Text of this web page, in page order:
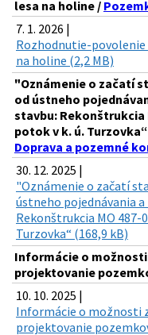
lesa na holine /
7. 1. 2026 |
Rozhodnutie-
na holine (2,2 MB)
"Oznámenie o začatí
od ústneho
stavbu: Rekonštrukcia
potok v k. ú.
Doprava a pozemné
30. 12. 2025 |
"Oznámenie o začatí
ústneho pojednávania
Rekonštrukcia MO 487-
Turzovka“ (168,9 kB)
Informácie o
projektovanie
10. 10. 2025 |
Informácie o možnosti
projektovanie